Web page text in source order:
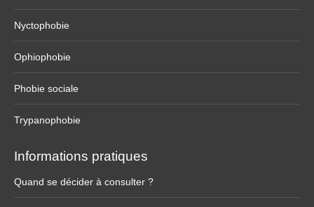
Nyctophobie
Ophiophobie
Phobie sociale
Trypanophobie
Informations pratiques
Quand se décider à consulter ?